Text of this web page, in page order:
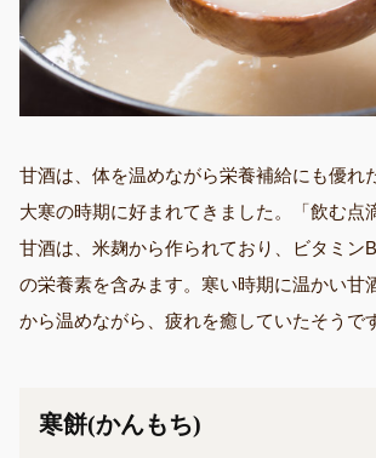
甘酒は、体を温めながら栄養補給にも優れ
大寒の時期に好まれてきました。「飲む点
甘酒は、米麹から作られており、ビタミン
の栄養素を含みます。寒い時期に温かい甘
から温めながら、疲れを癒していたそうで
寒餅(かんもち)